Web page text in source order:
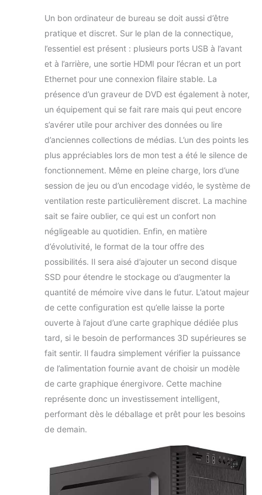
Un bon ordinateur de bureau se doit aussi d’être
pratique et discret. Sur le plan de la connectique,
l’essentiel est présent : plusieurs ports USB à l’avant
et à l’arrière, une sortie HDMI pour l’écran et un port
Ethernet pour une connexion filaire stable. La
présence d’un graveur de DVD est également à noter,
un équipement qui se fait rare mais qui peut encore
s’avérer utile pour archiver des données ou lire
d’anciennes collections de médias. L’un des points les
plus appréciables lors de mon test a été le silence de
fonctionnement. Même en pleine charge, lors d’une
session de jeu ou d’un encodage vidéo, le système de
ventilation reste particulièrement discret. La machine
sait se faire oublier, ce qui est un confort non
négligeable au quotidien. Enfin, en matière
d’évolutivité, le format de la tour offre des
possibilités. Il sera aisé d’ajouter un second disque
SSD pour étendre le stockage ou d’augmenter la
quantité de mémoire vive dans le futur. L’atout majeur
de cette configuration est qu’elle laisse la porte
ouverte à l’ajout d’une carte graphique dédiée plus
tard, si le besoin de performances 3D supérieures se
fait sentir. Il faudra simplement vérifier la puissance
de l’alimentation fournie avant de choisir un modèle
de carte graphique énergivore. Cette machine
représente donc un investissement intelligent,
performant dès le déballage et prêt pour les besoins
de demain.